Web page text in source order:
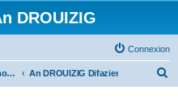
DROUIZIG
Connexion
Kerzrouizig - Foromoù An Drouizig An DROUIZIG Difazier